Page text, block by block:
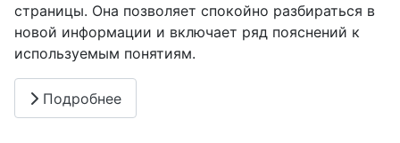
страницы. Она позволяет спокойно разбираться в
новой информации и включает ряд пояснений к
используемым понятиям.
Подробнее